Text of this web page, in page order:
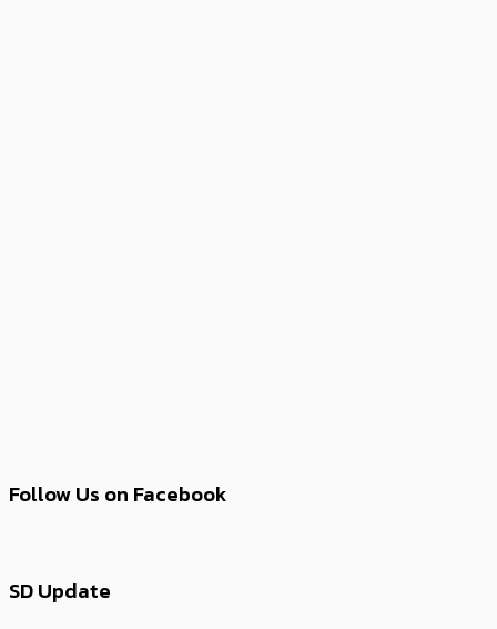
Follow Us on Facebook
SD Update